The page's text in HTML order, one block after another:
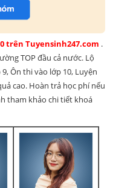
trên Tuyensinh247.com .
TOP đầu cả nước. Lộ
Ôn thi vào lớp 10, Luyện
cao. Hoàn trả học phí nếu
tham khảo chi tiết khoá